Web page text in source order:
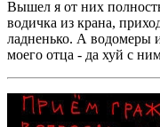
Вышел я от них
водичка из крана,
ладненько. А водомеры
моего отца - да хуй с